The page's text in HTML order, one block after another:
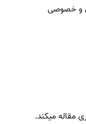
و خصوصی
مقاله میکند.